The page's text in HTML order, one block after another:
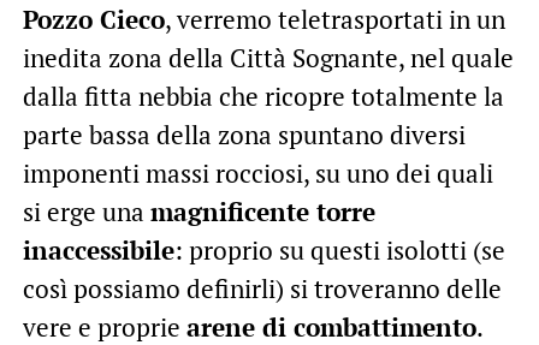
Pozzo Cieco, verremo teletrasportati in un
inedita zona della Città Sognante, nel quale
dalla fitta nebbia che ricopre totalmente la
parte bassa della zona spuntano diversi
imponenti massi rocciosi, su uno dei quali
si erge una magnificente torre
inaccessibile: proprio su questi isolotti (se
così possiamo definirli) si troveranno delle
vere e proprie arene di combattimento.